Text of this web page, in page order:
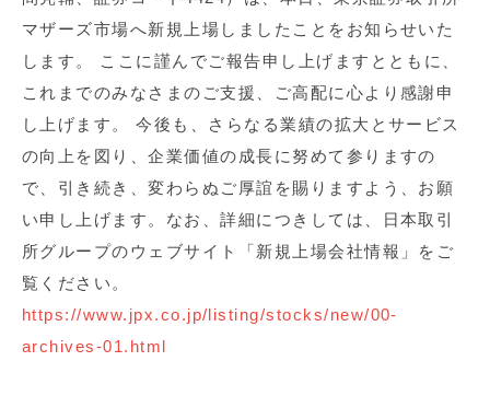
マザーズ市場へ新規上場しましたことをお知らせいた
します。 ここに謹んでご報告申し上げますとともに、
これまでのみなさまのご支援、ご高配に心より感謝申
し上げます。 今後も、さらなる業績の拡大とサービス
の向上を図り、企業価値の成長に努めて参りますの
で、引き続き、変わらぬご厚誼を賜りますよう、お願
い申し上げます。なお、詳細につきしては、日本取引
所グループのウェブサイト「新規上場会社情報」をご
覧ください。
https://www.jpx.co.jp/listing/stocks/new/00-
archives-01.html